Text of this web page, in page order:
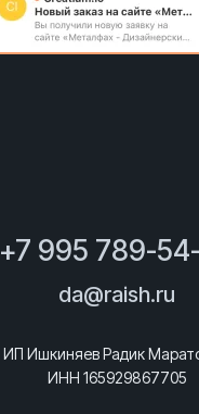
+7 995 789-
da@raish.ru
ИП Ишкиняев Радик
ИНН 165929867705